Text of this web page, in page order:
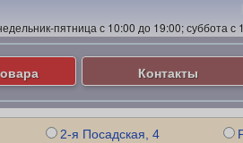
пятница с 10:00 до 19:00; суббота с
Контакты
2-я Посадская, 4